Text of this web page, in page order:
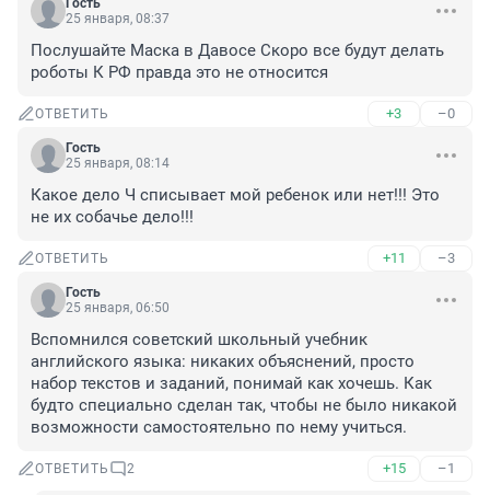
Гость
25 января, 08:37
Послушайте Маска в Давосе Скоро все будут делать
роботы К РФ правда это не относится
ОТВЕТИТЬ +3 –0
Гость
25 января, 08:14
Какое дело Ч списывает мой ребенок или нет!!! Это
не их собачье дело!!!
ОТВЕТИТЬ +11 –3
Гость
25 января, 06:50
Вспомнился советский школьный учебник
английского языка: никаких объяснений, просто
набор текстов и заданий, понимай как хочешь. Как
будто специально сделан так, чтобы не было никакой
возможности самостоятельно по нему учиться.
ОТВЕТИТЬ 2 +15 –1